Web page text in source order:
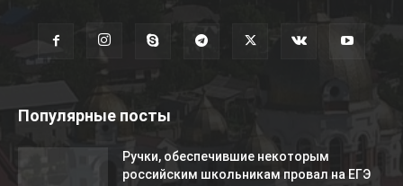
Популярные посты
Ручки, обеспечившие некоторым
российским школьникам провал на ЕГЭ